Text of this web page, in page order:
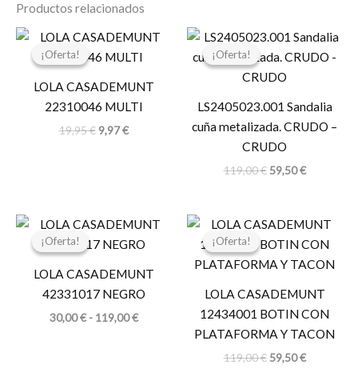
Productos relacionados
¡Oferta!
¡Oferta!
LOLA CASADEMUNT
22310046 MULTI
19,95€
El
original
19,95 €.
9,97€
El
actual
9,97 €.
¡Oferta!
¡Oferta!
LS2405023.001 Sandalia
cuña metalizada. CRUDO –
CRUDO
119,00€
El
original
era:
59,50€
El
actual
¡Oferta!
¡Oferta!
LOLA CASADEMUNT
42331017 NEGRO
30,00€ - 119,00€
Rango
precios:
30,00 €
hasta
¡Oferta!
¡Oferta!
LOLA CASADEMUNT
12434001 BOTIN CON
PLATAFORMA Y TACON
119,00€
El
original
era:
59,50€
El
actual
es: